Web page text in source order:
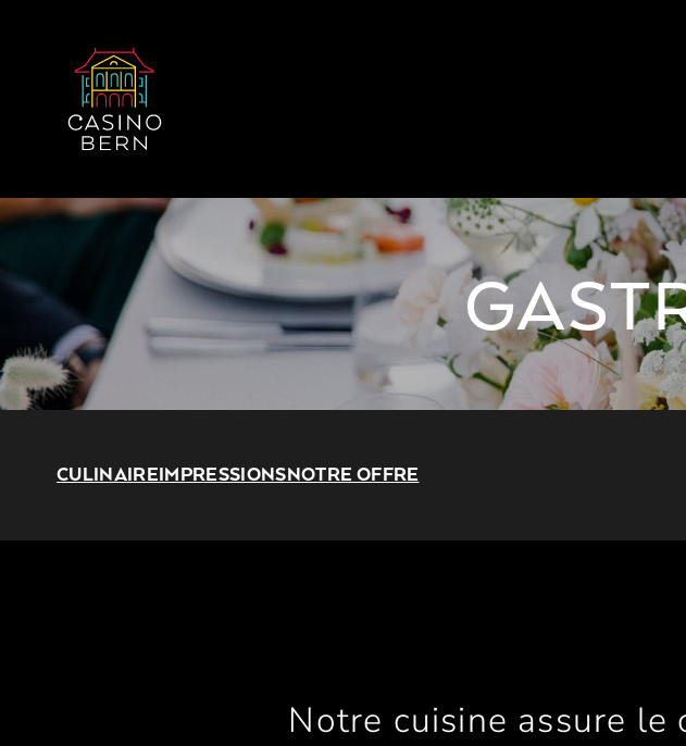
CULINAIREIMPRESSIONSNOTRE OFFRE
Notre cuisine assure